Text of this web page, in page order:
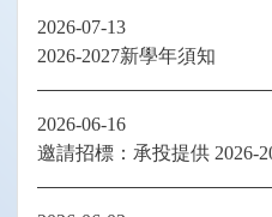
2026-07-13
2026-2027新學年須知
2026-06-16
邀請招標：承投提供 2026-